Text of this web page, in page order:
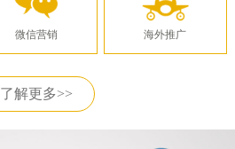
微信营销 海外推广
了解更多>>